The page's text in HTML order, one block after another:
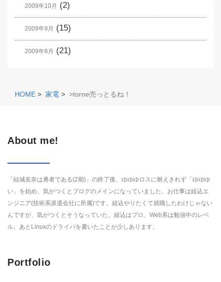
2009年10月 (2)
2009年9月 (15)
2009年8月 (21)
HOME > 家電 > >torne売っとるね！
About me!
「結城友奈は勇者である(2期)」の終了後、ゆゆゆロスに耐えきれず「ゆゆゆ
い」を始め、気がつくとブログのメインになっていました。お仕事は組込エ
ンジニア(技術系派遣会社に所属)です。組込やりたくて就職したわけじゃない
んですが、気がつくとそうなっていた。組込はプロ、Web系は勉強中のレベ
ル。あとLinuxのドライバを書いたことが少しあります。
Portfolio